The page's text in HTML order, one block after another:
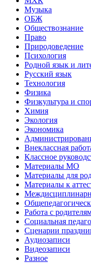
Музыка
ОБЖ
Обществознание
Право
Природоведение
Психология
Родной язык и
Русский язык
Технология
Физика
Физкультура и
Химия
Экология
Экономика
Внеклассная
Классное
Материалы МО
Материалы для
Материалы к
Работа с
Социальная
Сценарии
Аудиозаписи
Видеозаписи
Разное